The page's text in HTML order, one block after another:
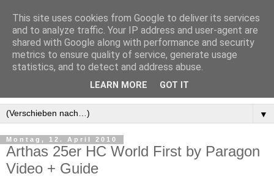
▼
Montag, 12. April 2010
Arthas 25er HC World First by Paragon
Video + Guide
This site uses cookies from Google to deliver its services
and to analyze traffic. Your IP address and user-agent are
shared with Google along with performance and security
metrics to ensure quality of service, generate usage
statistics, and to detect and address abuse.
LEARN MORE GOT IT